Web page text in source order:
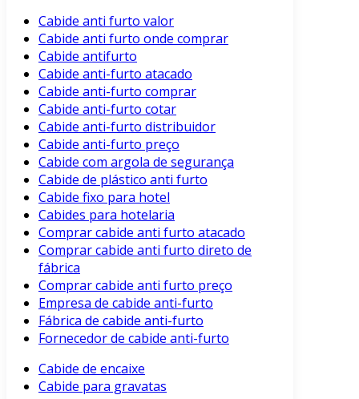
Cabide anti furto valor
Cabide anti furto onde comprar
Cabide antifurto
Cabide anti-furto atacado
Cabide anti-furto comprar
Cabide anti-furto cotar
Cabide anti-furto distribuidor
Cabide anti-furto preço
Cabide com argola de segurança
Cabide de plástico anti furto
Cabide fixo para hotel
Cabides para hotelaria
Comprar cabide anti furto atacado
Comprar cabide anti furto direto de
fábrica
Comprar cabide anti furto preço
Empresa de cabide anti-furto
Fábrica de cabide anti-furto
Fornecedor de cabide anti-furto
Cabide de encaixe
Cabide para gravatas